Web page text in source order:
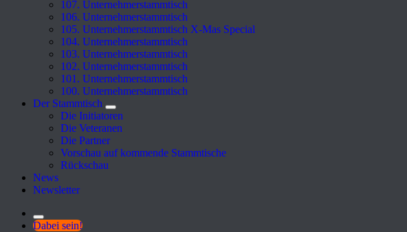
107. Unternehmerstammtisch
106. Unternehmerstammtisch
105. Unternehmerstammtisch X-Mas Special
104. Unternehmerstammtisch
103. Unternehmerstammtisch
102. Unternehmerstammtisch
101. Unternehmerstammtisch
100. Unternehmerstammtisch
Der Stammtisch
Die Initiatoren
Die Veteranen
Die Partner
Vorschau auf kommende Stammtische
Rückschau
News
Newsletter
Dabei sein!